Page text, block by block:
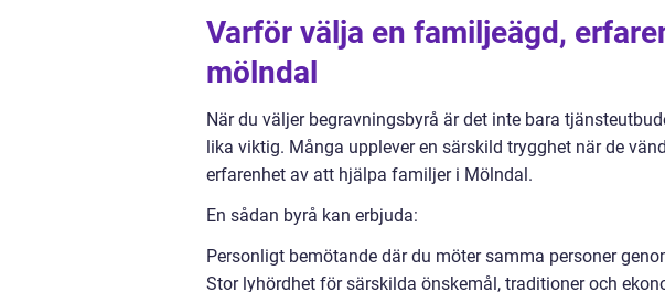
Varför välja en familjeägd,
mölndal
När du väljer begravningsbyrå är det inte bara
lika viktig. Många upplever en särskild trygghet när de
erfarenhet av att hjälpa familjer i Mölndal.
En sådan byrå kan erbjuda:
Personligt bemötande där du möter samma personer
Stor lyhördhet för särskilda önskemål, traditioner och